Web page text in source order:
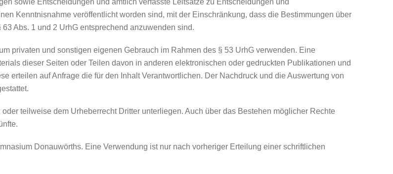
sowie Entscheidungen und amtlich verfasste Leitsätze zu Entscheidungen und
Kenntnisnahme veröffentlicht worden sind, mit der Einschränkung, dass die Bestimmungen über
Abs. 1 und 2 UrhG entsprechend anzuwenden sind.
privaten und sonstigen eigenen Gebrauch im Rahmen des § 53 UrhG verwenden. Eine
dieser Seiten oder Teilen davon in anderen elektronischen oder gedruckten Publikationen und
erteilen auf Anfrage die für den Inhalt Verantwortlichen. Der Nachdruck und die Auswertung von
teilweise dem Urheberrecht Dritter unterliegen. Auch über das Bestehen möglicher Rechte
Donauwörths. Eine Verwendung ist nur nach vorheriger Erteilung einer schriftlichen